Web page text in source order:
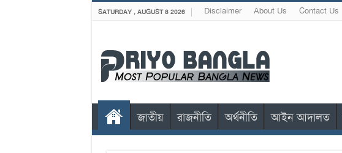
SATURDAY , AUGUST 8 2026 Disclaimer About Us Contact Us
জাতীয় রাজনীতি অর্থনীতি আইন আদালত